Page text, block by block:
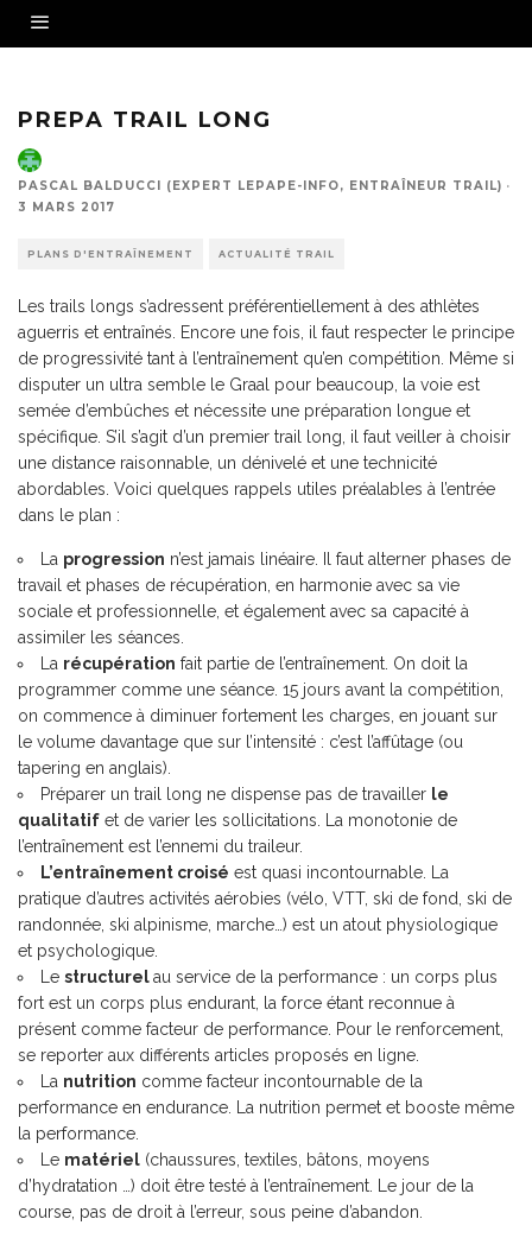
PREPA TRAIL LONG
PASCAL BALDUCCI (EXPERT LEPAPE-INFO, ENTRAÎNEUR TRAIL) ·
3 MARS 2017
PLANS D'ENTRAÎNEMENT ACTUALITÉ TRAIL
Les trails longs s’adressent préférentiellement à des athlètes
aguerris et entraînés. Encore une fois, il faut respecter le principe
de progressivité tant à l’entraînement qu’en compétition. Même si
disputer un ultra semble le Graal pour beaucoup, la voie est
semée d’embûches et nécessite une préparation longue et
spécifique. S’il s’agit d’un premier trail long, il faut veiller à choisir
une distance raisonnable, un dénivelé et une technicité
abordables. Voici quelques rappels utiles préalables à l’entrée
dans le plan :
La progression n’est jamais linéaire. Il faut alterner phases de
travail et phases de récupération, en harmonie avec sa vie
sociale et professionnelle, et également avec sa capacité à
assimiler les séances.
La récupération fait partie de l’entraînement. On doit la
programmer comme une séance. 15 jours avant la compétition,
on commence à diminuer fortement les charges, en jouant sur
le volume davantage que sur l’intensité : c’est l’affûtage (ou
tapering en anglais).
Préparer un trail long ne dispense pas de travailler le
qualitatif et de varier les sollicitations. La monotonie de
l’entraînement est l’ennemi du traileur.
L’entraînement croisé est quasi incontournable. La
pratique d’autres activités aérobies (vélo, VTT, ski de fond, ski de
randonnée, ski alpinisme, marche…) est un atout physiologique
et psychologique.
Le structurelau service de la performance : un corps plus
fort est un corps plus endurant, la force étant reconnue à
présent comme facteur de performance. Pour le renforcement,
se reporter aux différents articles proposés en ligne.
La nutrition comme facteur incontournable de la
performance en endurance. La nutrition permet et booste même
la performance.
Le matériel (chaussures, textiles, bâtons, moyens
d’hydratation …) doit être testé à l’entraînement. Le jour de la
course, pas de droit à l’erreur, sous peine d’abandon.